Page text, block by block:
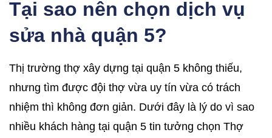
Tại sao nên chọn dịch vụ
sửa nhà quận 5?
Thị trường thợ xây dựng tại quận 5 không thiếu,
nhưng tìm được đội thợ vừa uy tín vừa có trách
nhiệm thì không đơn giản. Dưới đây là lý do vì sao
nhiều khách hàng tại quận 5 tin tưởng chọn Thợ